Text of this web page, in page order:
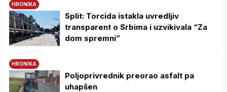
HRONIKA
Split: Torcida istakla uvredljiv
transparent o Srbima i uzvikivala “Za
dom spremni”
HRONIKA
Poljoprivrednik preorao asfalt pa
uhapšen